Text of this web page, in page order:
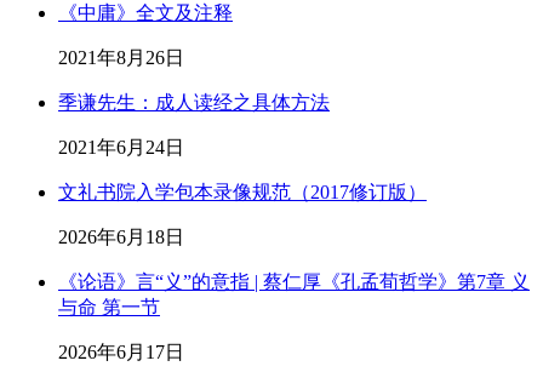
《中庸》全文及注释
2021年8月26日
季谦先生：成人读经之具体方法
2021年6月24日
文礼书院入学包本录像规范（2017修订版）
2026年6月18日
《论语》言“义”的意指 | 蔡仁厚《孔孟荀哲学》第7章 义
与命 第一节
2026年6月17日